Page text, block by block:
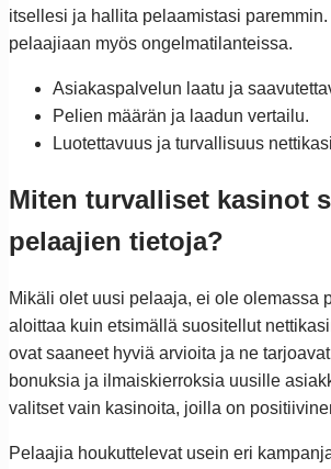
itsellesi ja hallita pelaamistasi
pelaajiaan myös ongelmatilanteissa.
Asiakaspalvelun laatu ja
Pelien määrän ja laadun vertailu.
Luotettavuus ja turvallisuus
Miten turvalliset kasinot
pelaajien tietoja?
Mikäli olet uusi pelaaja, ei ole olemassa
aloittaa kuin etsimällä suositellut
ovat saaneet hyviä arvioita ja ne
bonuksia ja ilmaiskierroksia uusille
valitset vain kasinoita, joilla on
Pelaajia houkuttelevat usein eri